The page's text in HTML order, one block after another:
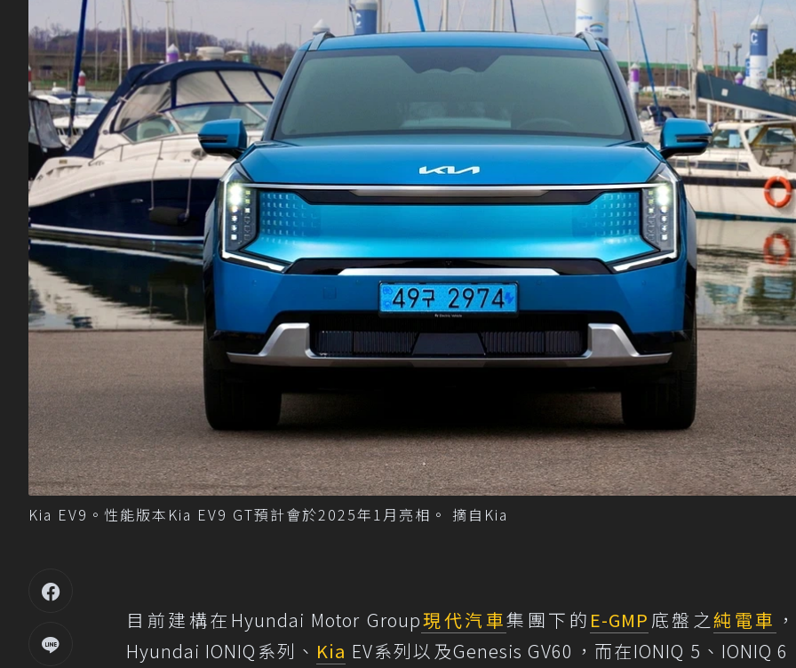
Kia EV9。性能版本Kia EV9 GT預計會於2025年1月亮相。 摘自Kia
目前建構在Hyundai Motor Group現代汽車集團下的 E-GMP 底盤之純電車
Hyundai IONIQ系列、 Kia EV系列以及Genesis GV60，而在IONIQ 5、IONIQ